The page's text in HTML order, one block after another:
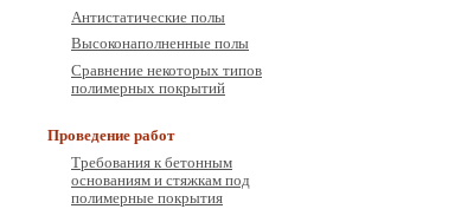
Антистатические полы
Высоконаполненные полы
Сравнение некоторых типов
полимерных покрытий
Проведение работ
Требования к бетонным
основаниям и стяжкам под
полимерные покрытия